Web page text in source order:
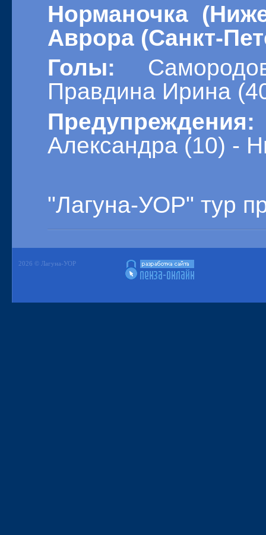
Норманочка
Аврора (Санкт-
Голы:
Правдина Ирина
Предупреждения:
Александра (10) -
"Лагуна-УОР" тур
2026 © Лагуна-УОР